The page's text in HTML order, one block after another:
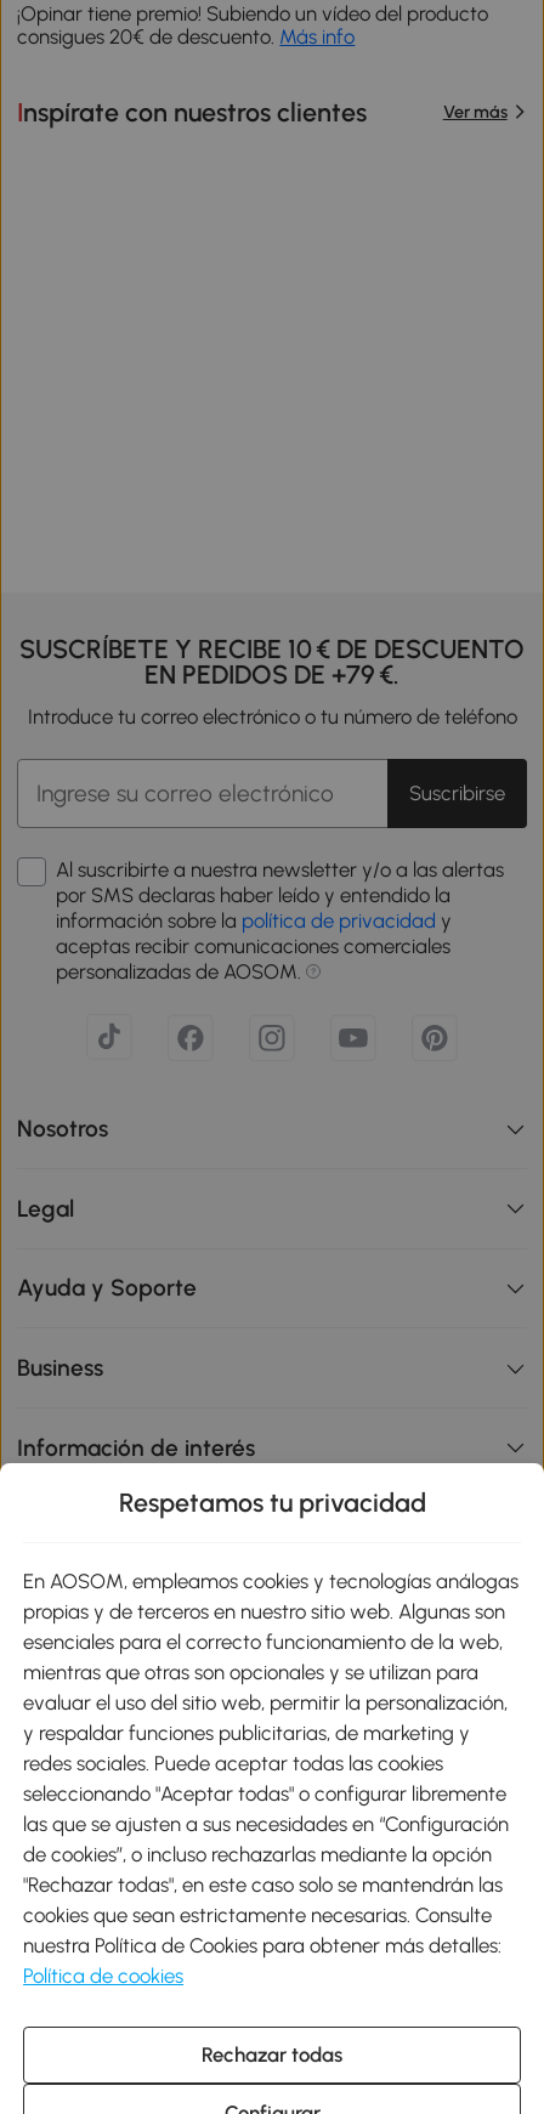
¡Opinar tiene premio! Subiendo un vídeo del producto
consigues 20€ de descuento. Más info
Inspírate con nuestros clientes Ver más
SUSCRÍBETE Y RECIBE 10 € DE DESCUENTO
EN PEDIDOS DE +79 €.
Introduce tu correo electrónico o tu número de teléfono
Suscribirse
Al suscribirte a nuestra newsletter y/o a las alertas
por SMS declaras haber leído y entendido la
información sobre la política de privacidad y
aceptas recibir comunicaciones comerciales
personalizadas de AOSOM.
Nosotros
Legal
Ayuda y Soporte
Business
Información de interés
Métodos de Pago
Envíos
Descargar Aosom App
Google Play
931 29 45 12 (L-V de 8:30 a 17:30h)
atencioncliente@aosom.es
Respetamos tu privacidad
En AOSOM, empleamos cookies y tecnologías análogas
propias y de terceros en nuestro sitio web. Algunas son
esenciales para el correcto funcionamiento de la web,
mientras que otras son opcionales y se utilizan para
evaluar el uso del sitio web, permitir la personalización,
y respaldar funciones publicitarias, de marketing y
redes sociales. Puede aceptar todas las cookies
seleccionando "Aceptar todas" o configurar libremente
las que se ajusten a sus necesidades en “Configuración
de cookies”, o incluso rechazarlas mediante la opción
"Rechazar todas", en este caso solo se mantendrán las
cookies que sean estrictamente necesarias. Consulte
nuestra Política de Cookies para obtener más detalles:
Política de cookies
Rechazar todas